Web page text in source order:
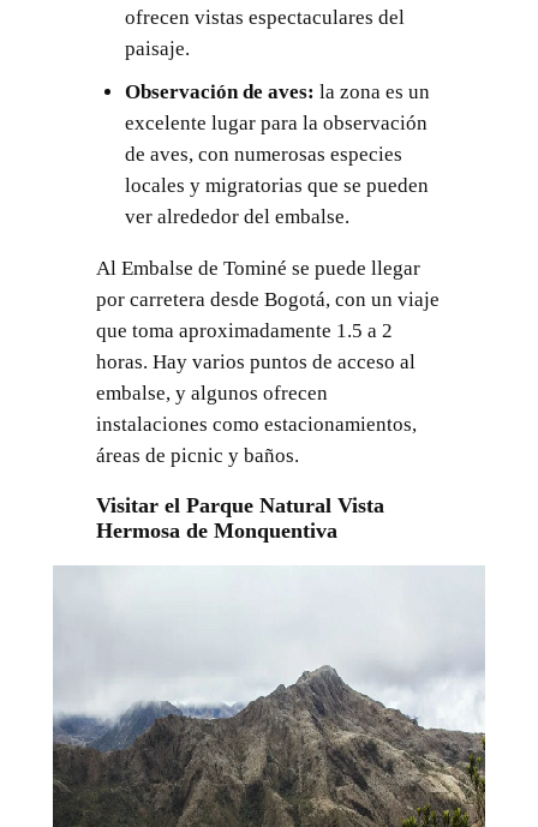
ofrecen vistas espectaculares del
paisaje.
Observación de aves: la zona es un
excelente lugar para la observación
de aves, con numerosas especies
locales y migratorias que se pueden
ver alrededor del embalse.
Al Embalse de Tominé se puede llegar
por carretera desde Bogotá, con un viaje
que toma aproximadamente 1.5 a 2
horas. Hay varios puntos de acceso al
embalse, y algunos ofrecen
instalaciones como estacionamientos,
áreas de picnic y baños.
Visitar el Parque Natural Vista
Hermosa de Monquentiva